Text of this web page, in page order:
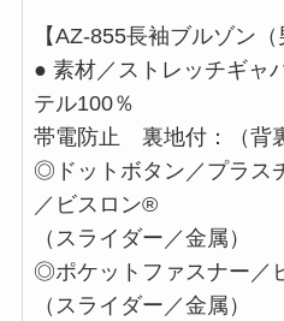
【AZ-855長袖ブルゾン（
● 素材／ストレッチギ
テル100％
帯電防止 裏地付：（背
◎ドットボタン／プラ
／ビスロン®
（スライダー／金属）
◎ポケットファスナー／
（スライダー／金属）